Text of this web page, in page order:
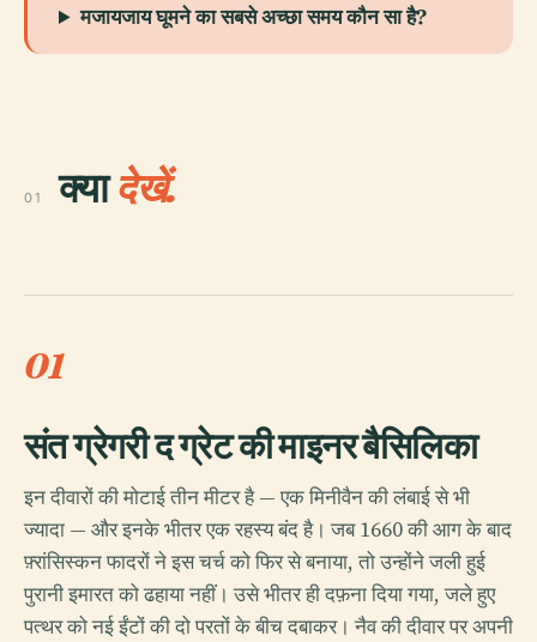
मजायजाय घूमने का सबसे अच्छा समय कौन सा है?
01 क्यादेखें.
01
संत ग्रेगरी द ग्रेट की माइनर बैसिलिका
इन दीवारों की मोटाई तीन मीटर है — एक मिनीवैन की लंबाई से भी
ज्यादा — और इनके भीतर एक रहस्य बंद है। जब 1660 की आग के बाद
फ़्रांसिस्कन फादरों ने इस चर्च को फिर से बनाया, तो उन्होंने जली हुई
पुरानी इमारत को ढहाया नहीं। उसे भीतर ही दफ़ना दिया गया, जले हुए
पत्थर को नई ईंटों की दो परतों के बीच दबाकर। नैव की दीवार पर अपनी